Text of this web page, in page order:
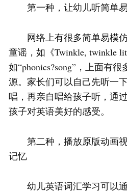
第一种，让幼儿听简单易
网络上有很多简单易模仿
童谣，如《Twinkle, twinkle
如“phonics?song”，上面有
源。家长们可以自己先听一
唱，再亲自唱给孩子听，通
孩子对英语美好的感受。
第二种，播放原版动画视
记忆
幼儿英语词汇学习可以通